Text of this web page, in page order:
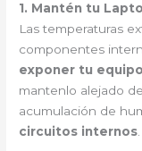
1. Mantén tu
Las temperaturas
componentes
exponer tu
mantenlo alejado
acumulación de
circuitos internos